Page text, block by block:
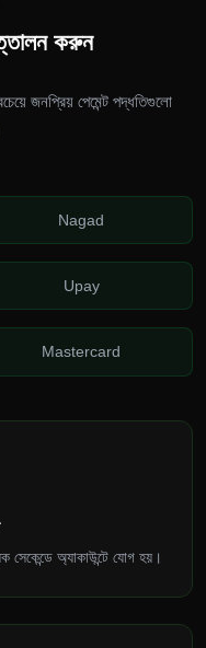
করুন
জনপ্রিয় পেমেন্ট পদ্ধতিগুলো
Nagad
Upay
Mastercard
অ্যাকাউন্টে যোগ হয়।